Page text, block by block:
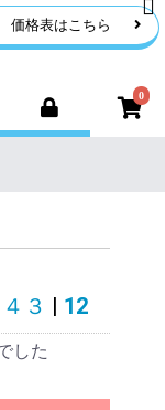
価格表はこちら
0
３ | 12
した